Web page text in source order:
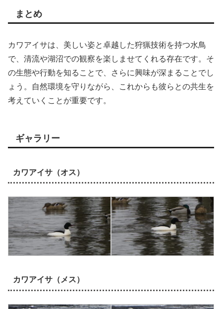
まとめ
カワアイサは、美しい姿と卓越した狩猟技術を持つ水鳥
で、清流や湖沼での観察を楽しませてくれる存在です。そ
の生態や行動を知ることで、さらに興味が深まることでし
ょう。自然環境を守りながら、これからも彼らとの共生を
考えていくことが重要です。
ギャラリー
カワアイサ（オス）
カワアイサ（メス）